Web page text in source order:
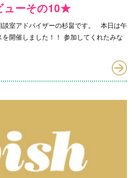
ューその10★
談室アドバイザーの杉畠です。 本日は午
開催しました！！ 参加してくれたみな